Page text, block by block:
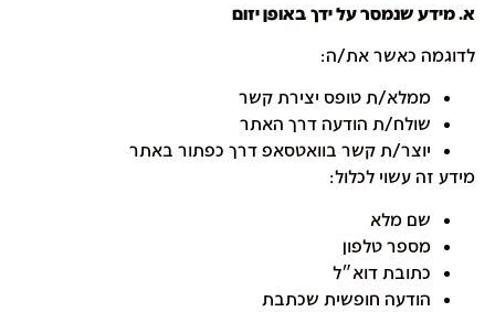
א. מידע שנמסר על ידך באופן יזום
לדוגמה כאשר את/ה:
ממלא/ת טופס יצירת קשר
שולח/ת הודעה דרך האתר
יוצר/ת קשר בוואטסאפ דרך כפתור באתר
מידע זה עשוי לכלול:
שם מלא
מספר טלפון
כתובת דוא״ל
הודעה חופשית שכתבת